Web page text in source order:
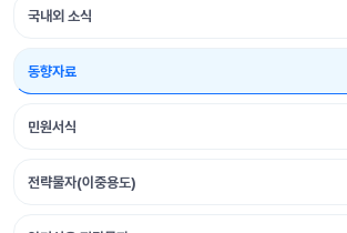
국내외 소식
동향자료
민원서식
전략물자(이중용도)